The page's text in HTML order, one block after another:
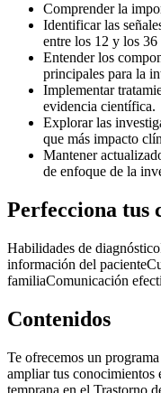
Comprender la
Identificar las
entre los 12 y los 36
Entender los
principales para la
Implementar
evidencia científica.
Explorar las
que más impacto
Mantener
de enfoque de la
Perfecciona tus
Habilidades de diagnóstico
información del paciente
familiaComunicación
Contenidos
Te ofrecemos un
ampliar tus conocimientos
temprana en el Trastorno